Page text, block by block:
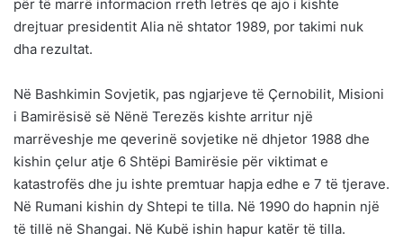
për të marrë informacion rreth letrës qe ajo i kishte
drejtuar presidentit Alia në shtator 1989, por takimi nuk
dha rezultat.
Në Bashkimin Sovjetik, pas ngjarjeve të Çernobilit, Misioni
i Bamirësisë së Nënë Terezës kishte arritur një
marrëveshje me qeverinë sovjetike në dhjetor 1988 dhe
kishin çelur atje 6 Shtëpi Bamirësie për viktimat e
katastrofës dhe ju ishte premtuar hapja edhe e 7 të tjerave.
Në Rumani kishin dy Shtepi te tilla. Në 1990 do hapnin një
të tillë në Shangai. Në Kubë ishin hapur katër të tilla.